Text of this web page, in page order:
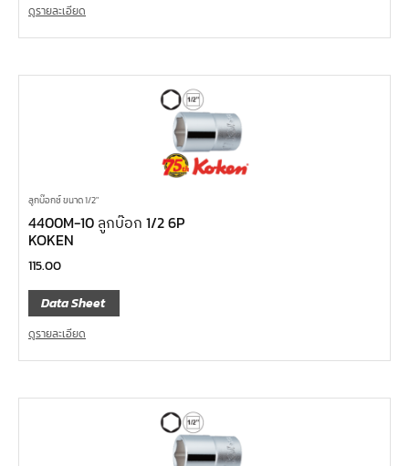
ดูรายละเอียด
ลูกบ๊อกซ์ ขนาด 1/2"
4400M-10 ลูกบ๊อก 1/2 6P
KOKEN
115.00
Data Sheet
ดูรายละเอียด